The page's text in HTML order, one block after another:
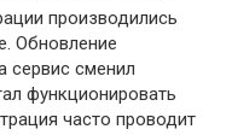
производились
Обновление
сервис сменил
функционировать
часто проводит